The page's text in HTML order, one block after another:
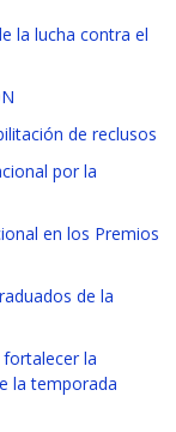
la lucha contra el
de reclusos
por la
en los Premios
de la
fortalecer la
la temporada